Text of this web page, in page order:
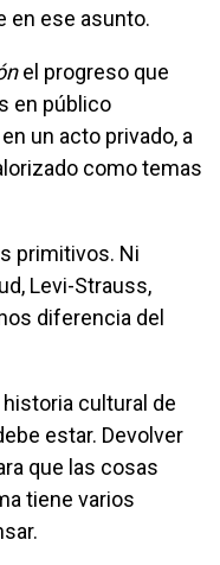
en ese asunto.
el progreso que
en público
un acto privado, a
como temas
Levi-Strauss,
diferencia del
estar. Devolver
que las cosas
tiene varios